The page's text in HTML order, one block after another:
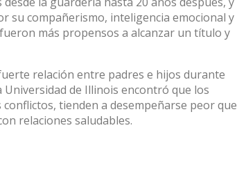
su compañerismo, inteligencia emocional y
más propensos a alcanzar un título y
relación entre padres e hijos durante
de Illinois encontró que los
tienden a desempeñarse peor que
relaciones saludables.